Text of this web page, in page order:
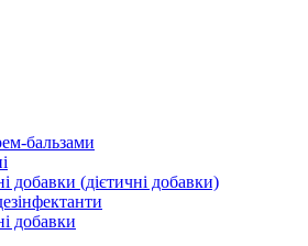
бальзами
добавки (дієтичні добавки)
добавки